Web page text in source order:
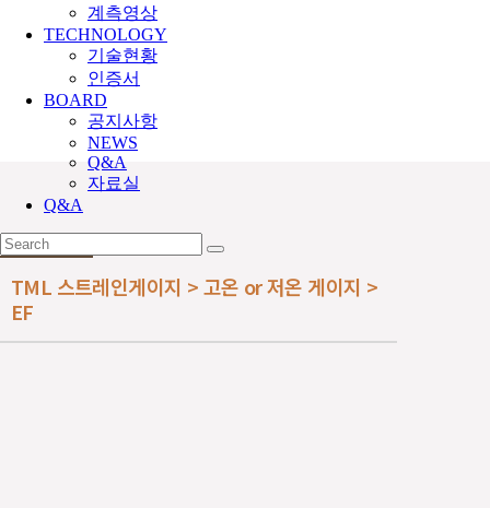
계측영상
TECHNOLOGY
기술현황
인증서
BOARD
공지사항
NEWS
Q&A
자료실
Q&A
TML 스트레인게이지 > 고온 or 저온 게이지 >
EF